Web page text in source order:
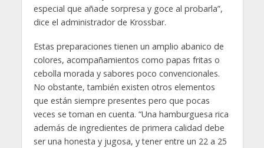
especial que añade sorpresa y goce al probarla”,
dice el administrador de Krossbar.
Estas preparaciones tienen un amplio abanico de
colores, acompañamientos como papas fritas o
cebolla morada y sabores poco convencionales.
No obstante, también existen otros elementos
que están siempre presentes pero que pocas
veces se toman en cuenta. “Una hamburguesa rica
además de ingredientes de primera calidad debe
ser una honesta y jugosa, y tener entre un 22 a 25